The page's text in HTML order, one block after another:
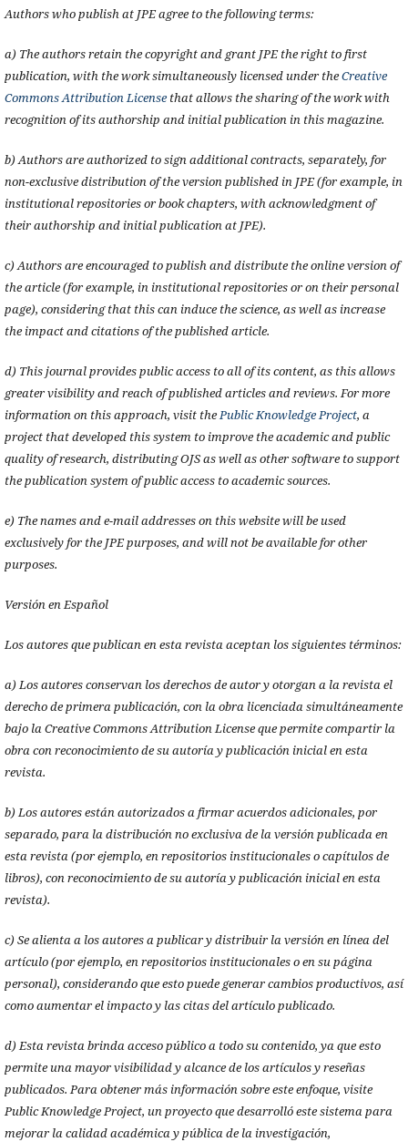
Authors who publish at JPE agree to the following terms:
a) The authors retain the copyright and grant JPE the right to first
publication, with the work simultaneously licensed under theCreative
Commons Attribution Licensethat allows the sharing of the work with
recognition of its authorship and initial publication in this magazine.
b) Authors are authorized to sign additional contracts, separately, for
non-exclusive distribution of the version published in JPE (for example, in
institutional repositories or book chapters, with acknowledgment of
their authorship and initial publication at JPE).
c) Authors are encouraged to publish and distribute the online version of
the article (for example, in institutional repositories or on their personal
page), considering that this can induce the science, as well as increase
the impact and citations of the published article.
d) This journal provides public access to all of its content, as this allows
greater visibility and reach of published articles and reviews. For more
information on this approach, visit thePublic Knowledge Project, a
project that developed this system to improve the academic and public
quality of research, distributing OJS as well as other software to support
the publication system of public access to academic sources.
e) The names and e-mail addresses on this website will be used
exclusively for the JPE purposes, and will not be available for other
purposes.
Versión en Español
Los autores que publican en esta revista aceptan los siguientes términos:
a) Los autores conservan los derechos de autor y otorgan a la revista el
derecho de primera publicación, con la obra licenciada simultáneamente
bajo la Creative Commons Attribution License que permite compartir la
obra con reconocimiento de su autoría y publicación inicial en esta
revista.
b) Los autores están autorizados a firmar acuerdos adicionales, por
separado, para la distribución no exclusiva de la versión publicada en
esta revista (por ejemplo, en repositorios institucionales o capítulos de
libros), con reconocimiento de su autoría y publicación inicial en esta
revista).
c) Se alienta a los autores a publicar y distribuir la versión en línea del
artículo (por ejemplo, en repositorios institucionales o en su página
personal), considerando que esto puede generar cambios productivos, así
como aumentar el impacto y las citas del artículo publicado.
d) Esta revista brinda acceso público a todo su contenido, ya que esto
permite una mayor visibilidad y alcance de los artículos y reseñas
publicados. Para obtener más información sobre este enfoque, visite
Public Knowledge Project, un proyecto que desarrolló este sistema para
mejorar la calidad académica y pública de la investigación,